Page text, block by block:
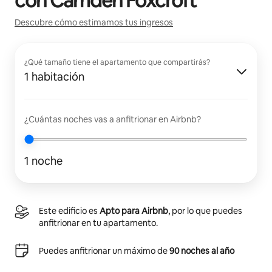
Descubre cómo estimamos tus ingresos
¿Qué tamaño tiene el apartamento que compartirás?
1 habitación
¿Cuántas noches vas a anfitrionar en Airbnb?
1 noche
Este edificio es Apto para Airbnb, por lo que puedes
anfitrionar en tu apartamento.
Puedes anfitrionar un máximo de90 noches al año